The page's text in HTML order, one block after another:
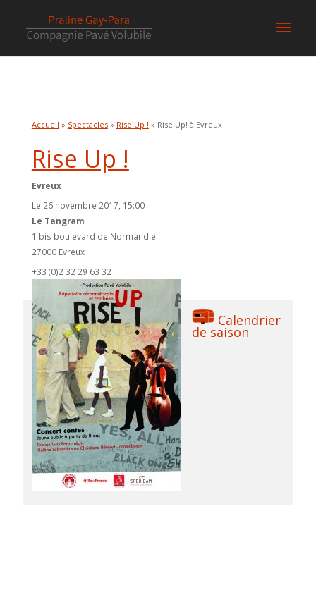
Accueil » Spectacles» Rise Up ! » Rise Up! à Evreux
Rise Up !
Evreux
Le 26 novembre 2017, 15:00
Le Tangram
1 bis boulevard de Normandie
27000 Evreux
+33 (0)2 32 29 63 32
Calendrier
de saison